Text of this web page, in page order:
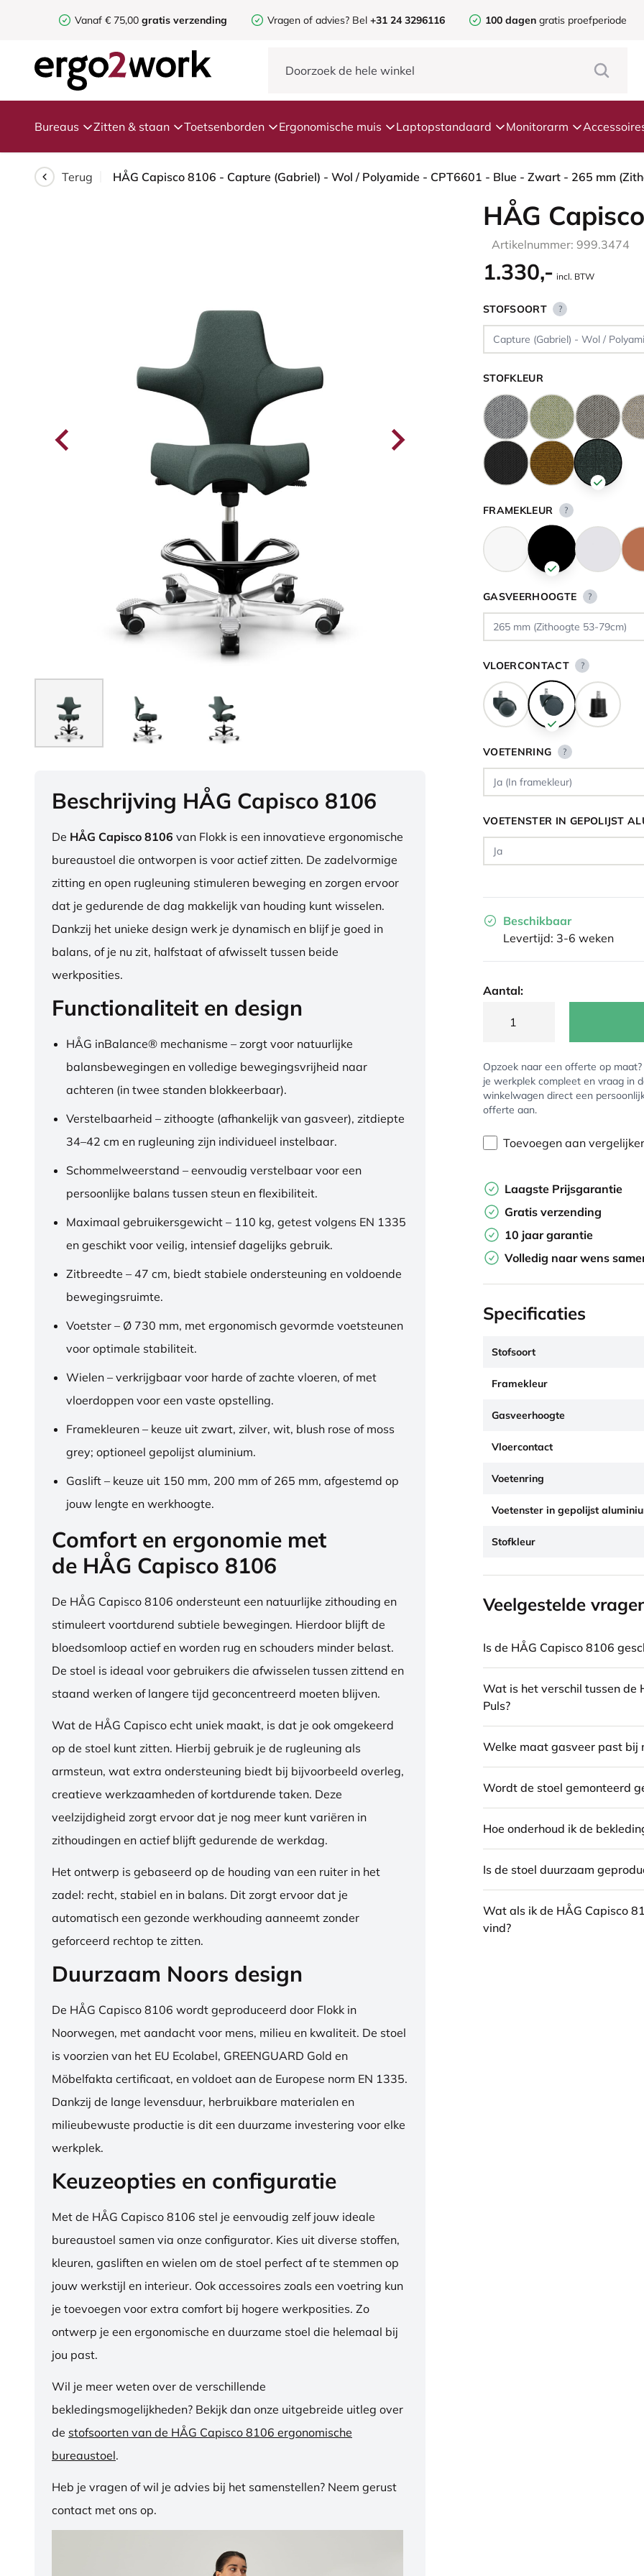
Vanaf € 75,00 gratis verzending Vragen of advies? Bel +31 24 3296116 100 dagen gratis proefperiode
Bureaus Zitten & staan Toetsenborden Ergonomische muis Laptopstandaard Monitorarm
Terug HÅG Capisco 8106 - Capture (Gabriel) - Wol / Polyamide - CPT6601 - Blue - Zwart - 265 mm
Beschrijving HÅG Capisco 8106
De HÅG Capisco 8106 van Flokk is een innovatieve ergonomische
bureaustoel die ontworpen is voor actief zitten. De zadelvormige
zitting en open rugleuning stimuleren beweging en zorgen ervoor
dat je gedurende de dag makkelijk van houding kunt wisselen.
Dankzij het unieke design werk je dynamisch en blijf je goed in
balans, of je nu zit, halfstaat of afwisselt tussen beide
werkposities.
Functionaliteit en design
HÅG inBalance® mechanisme – zorgt voor natuurlijke
balansbewegingen en volledige bewegingsvrijheid naar
achteren (in twee standen blokkeerbaar).
Verstelbaarheid – zithoogte (afhankelijk van gasveer), zitdiepte
34–42 cm en rugleuning zijn individueel instelbaar.
Schommelweerstand – eenvoudig verstelbaar voor een
persoonlijke balans tussen steun en flexibiliteit.
Maximaal gebruikersgewicht – 110 kg, getest volgens EN 1335
en geschikt voor veilig, intensief dagelijks gebruik.
Zitbreedte – 47 cm, biedt stabiele ondersteuning en voldoende
bewegingsruimte.
Voetster – Ø 730 mm, met ergonomisch gevormde voetsteunen
voor optimale stabiliteit.
Wielen – verkrijgbaar voor harde of zachte vloeren, of met
vloerdoppen voor een vaste opstelling.
Framekleuren – keuze uit zwart, zilver, wit, blush rose of moss
grey; optioneel gepolijst aluminium.
Gaslift – keuze uit 150 mm, 200 mm of 265 mm, afgestemd op
jouw lengte en werkhoogte.
Comfort en ergonomie met
de HÅG Capisco 8106
De HÅG Capisco 8106 ondersteunt een natuurlijke zithouding en
stimuleert voortdurend subtiele bewegingen. Hierdoor blijft de
bloedsomloop actief en worden rug en schouders minder belast.
De stoel is ideaal voor gebruikers die afwisselen tussen zittend en
staand werken of langere tijd geconcentreerd moeten blijven.
Wat de HÅG Capisco echt uniek maakt, is dat je ook omgekeerd
op de stoel kunt zitten. Hierbij gebruik je de rugleuning als
armsteun, wat extra ondersteuning biedt bij bijvoorbeeld overleg,
creatieve werkzaamheden of kortdurende taken. Deze
veelzijdigheid zorgt ervoor dat je nog meer kunt variëren in
zithoudingen en actief blijft gedurende de werkdag.
Het ontwerp is gebaseerd op de houding van een ruiter in het
zadel: recht, stabiel en in balans. Dit zorgt ervoor dat je
automatisch een gezonde werkhouding aanneemt zonder
geforceerd rechtop te zitten.
Duurzaam Noors design
De HÅG Capisco 8106 wordt geproduceerd door Flokk in
Noorwegen, met aandacht voor mens, milieu en kwaliteit. De stoel
is voorzien van het EU Ecolabel, GREENGUARD Gold en
Möbelfakta certificaat, en voldoet aan de Europese norm EN 1335.
Dankzij de lange levensduur, herbruikbare materialen en
milieubewuste productie is dit een duurzame investering voor elke
werkplek.
Keuzeopties en configuratie
Met de HÅG Capisco 8106 stel je eenvoudig zelf jouw ideale
bureaustoel samen via onze configurator. Kies uit diverse stoffen,
kleuren, gasliften en wielen om de stoel perfect af te stemmen op
jouw werkstijl en interieur. Ook accessoires zoals een voetring kun
je toevoegen voor extra comfort bij hogere werkposities. Zo
ontwerp je een ergonomische en duurzame stoel die helemaal bij
jou past.
Wil je meer weten over de verschillende
bekledingsmogelijkheden? Bekijk dan onze uitgebreide uitleg over
de stofsoorten van de HÅG Capisco 8106 ergonomische
bureaustoel.
Heb je vragen of wil je advies bij het samenstellen? Neem gerust
contact met ons op.
HÅG
Artikelnummer: 999.3474
1.330,- incl. BTW
STOFSOORT ?
STOFKLEUR
FRAMEKLEUR ?
GASVEERHOOGTE ?
VLOERCONTACT ?
VOETENRING ?
VOETENSTER IN GEPOLIJST
Beschikbaar
Levertijd: 3-6 weken
Aantal:
Opzoek naar een offerte op
je werkplek compleet en vraag in
winkelwagen direct een
offerte aan.
Toevoegen aan vergelijker
Laagste Prijsgarantie
Gratis verzending
10 jaar garantie
Volledig naar wens
Specificaties
Stofsoort
Framekleur
Gasveerhoogte
Vloercontact
Voetenring
Voetenster in gepolijst
Stofkleur
Veelgestelde
Is de HÅG Capisco 8106
Wat is het verschil tussen de
Puls?
Welke maat gasveer past bij
Wordt de stoel gemonteerd
Hoe onderhoud ik de
Is de stoel duurzaam
Wat als ik de HÅG Capisco
vind?